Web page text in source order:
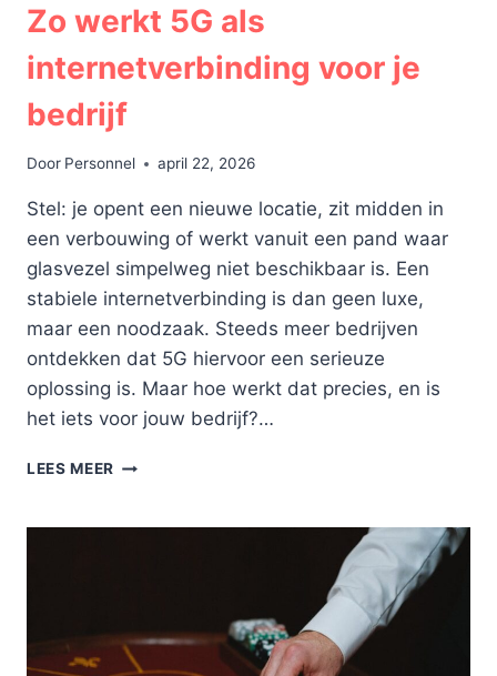
Zo werkt 5G als
internetverbinding voor je
bedrijf
Door Personnel april 22, 2026
Stel: je opent een nieuwe locatie, zit midden in
een verbouwing of werkt vanuit een pand waar
glasvezel simpelweg niet beschikbaar is. Een
stabiele internetverbinding is dan geen luxe,
maar een noodzaak. Steeds meer bedrijven
ontdekken dat 5G hiervoor een serieuze
oplossing is. Maar hoe werkt dat precies, en is
het iets voor jouw bedrijf?…
LEES MEER ZO
ALS